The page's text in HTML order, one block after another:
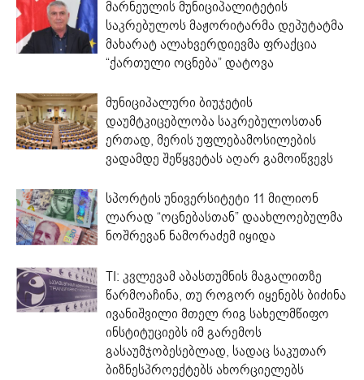
მარნეულის მუნიციპალიტეტის
საკრებულოს მაჟორიტარმა დეპუტატმა
მახარატ ალახვერდიევმა ფრაქცია
“ქართული ოცნება” დატოვა
მუნიციპალური ბიუჯეტის
დაუმტკიცებლობა საკრებულოსთან
ერთად, მერის უფლებამოსილების
ვადამდე შეწყვეტას აღარ გამოიწვევს
სპორტის უნივერსიტეტი 11 მილიონ
ლარად “ოცნებასთან” დაახლოებულმა
ნოშრევან ნამორაძემ იყიდა
TI: კვლევამ აბასთუმნის მაგალითზე
წარმოაჩინა, თუ როგორ იყენებს ბიძინა
ივანიშვილი მთელ რიგ სახელმწიფო
ინსტიტუციებს იმ გარემოს
გასაუმჯობესებლად, სადაც საკუთარ
ბიზნესპროექტებს ახორციელებს